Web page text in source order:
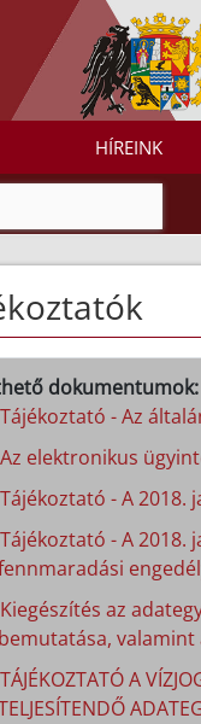
HÍREINK
dokumentumok:
Tájékoztató - Az
Az elektronikus
Tájékoztató - A
Tájékoztató - A
Kiegészítés az
bemutatása,
TÁJÉKOZTATÓ A